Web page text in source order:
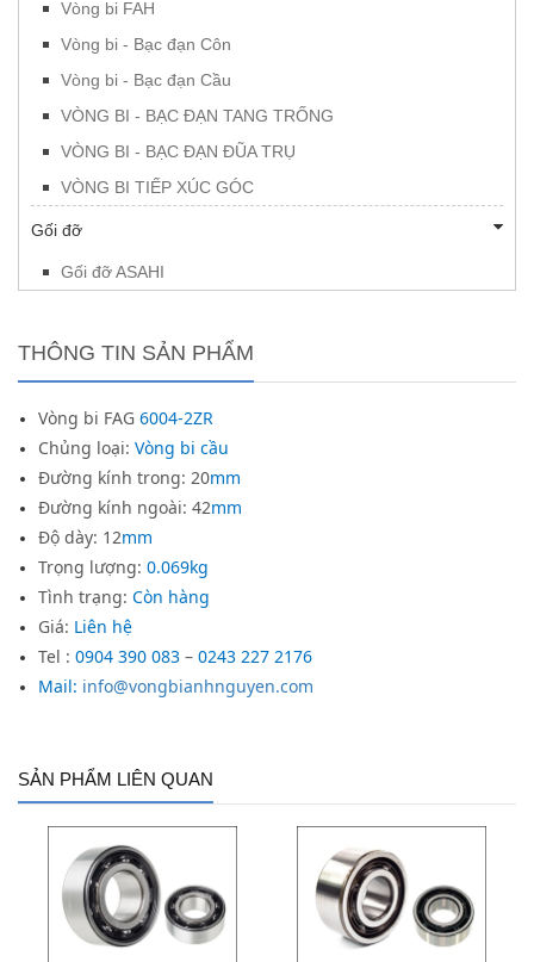
Vòng bi FAH
Vòng bi - Bạc đạn Côn
Vòng bi - Bạc đạn Cầu
VÒNG BI - BẠC ĐẠN TANG TRỐNG
VÒNG BI - BẠC ĐẠN ĐŨA TRỤ
VÒNG BI TIẾP XÚC GÓC
Gối đỡ
Gối đỡ ASAHI
THÔNG TIN SẢN PHẨM
Vòng bi FAG 6004-2ZR
Chủng loại: Vòng bi cầu
Đường kính trong: 20mm
Đường kính ngoài: 42mm
Độ dày: 12mm
Trọng lượng: 0.069kg
Tình trạng: Còn hàng
Giá: Liên hệ
Tel : 0904 390 083 – 0243 227 2176
Mail: info@vongbianhnguyen.com
SẢN PHẨM LIÊN QUAN